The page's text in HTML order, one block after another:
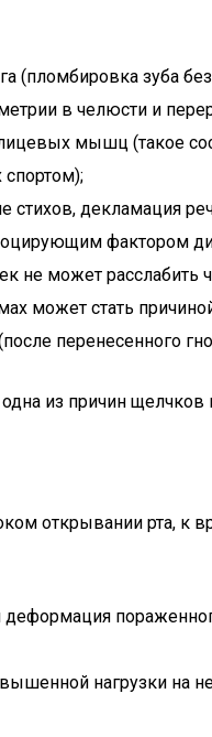
(пломбировка зуба
в челюсти и
мышц (такое
спортом);
стихов, декламация
фактором
не может
может стать
перенесенного
из причин щелчков
открывании рта, к
нагрузки на